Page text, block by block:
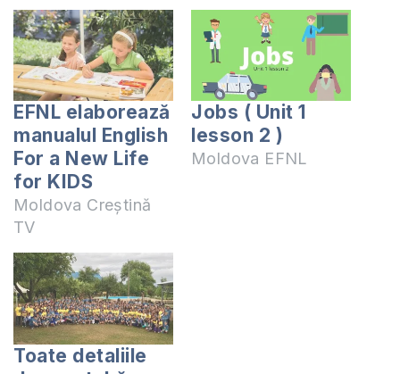
EFNL elaborează
manualul English
For a New Life
for KIDS
Moldova Creștină
TV
Jobs ( Unit 1
lesson 2 )
Moldova EFNL
Toate detaliile